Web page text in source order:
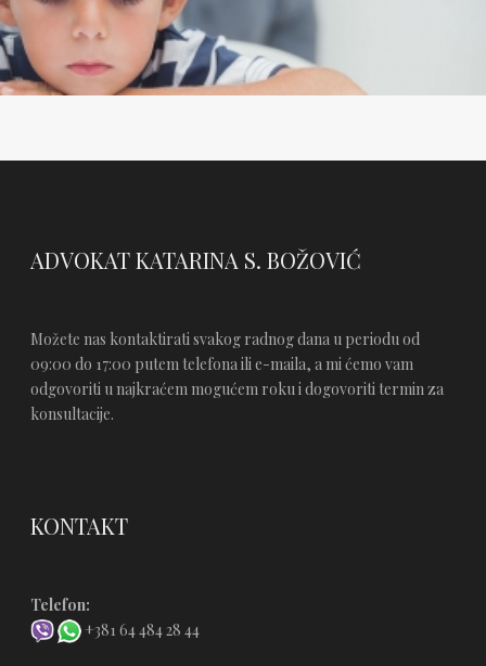
ADVOKAT KATARINA S. BOŽOVIĆ
Možete nas kontaktirati svakog radnog dana u periodu od
09:00 do 17:00 putem telefona ili e-maila, a mi ćemo vam
odgovoriti u najkraćem mogućem roku i dogovoriti termin za
konsultacije.
KONTAKT
Telefon:
+381 64 484 28 44